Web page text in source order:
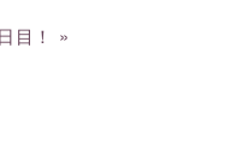
目！ »